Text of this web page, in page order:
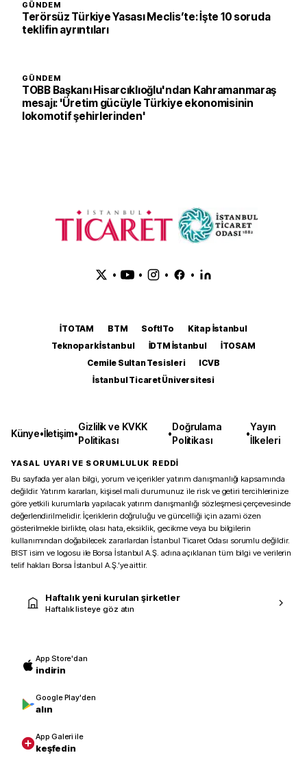
GÜNDEM
Terörsüz Türkiye Yasası Meclis’te: İşte 10 soruda
teklifin ayrıntıları
GÜNDEM
TOBB Başkanı Hisarcıklıoğlu'ndan Kahramanmaraş
mesajı: 'Üretim gücüyle Türkiye ekonomisinin
lokomotif şehirlerinden'
• • • •
İTOTAM BTM SoftITo
Kitap İstanbul
Teknopark İstanbul
İDTM İstanbul
İTOSAM
Cemile Sultan Tesisleri
ICVB
İstanbul Ticaret Üniversitesi
Künye•İletişim•
Gizlilik ve KVKK
Politikası
•
Doğrulama
Politikası
•
Yayın
İlkeleri
YASAL UYARI VE SORUMLULUK REDDİ
Bu sayfada yer alan bilgi, yorum ve içerikler yatırım danışmanlığı kapsamında
değildir. Yatırım kararları, kişisel mali durumunuz ile risk ve getiri tercihlerinize
göre yetkili kurumlarla yapılacak yatırım danışmanlığı sözleşmesi çerçevesinde
değerlendirilmelidir. İçeriklerin doğruluğu ve güncelliği için azami özen
gösterilmekle birlikte, olası hata, eksiklik, gecikme veya bu bilgilerin
kullanımından doğabilecek zararlardan İstanbul Ticaret Odası sorumlu değildir.
BIST isim ve logosu ile Borsa İstanbul A.Ş. adına açıklanan tüm bilgi ve verilerin
telif hakları Borsa İstanbul A.Ş.’ye aittir.
Haftalık yeni kurulan şirketler
Haftalık listeye göz atın
App Store'dan
indirin
Google Play'den
alın
App Galeri ile
keşfedin